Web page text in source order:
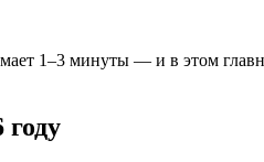
1–3 минуты — и в этом